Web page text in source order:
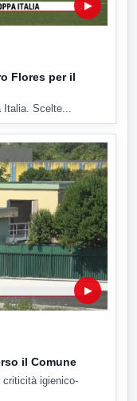
▶
Flores per il
Scelte...
▶
il Comune
criticità igienico-